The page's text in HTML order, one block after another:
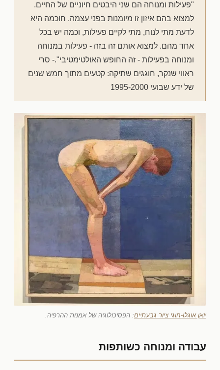
"פעילות ומנוחה הם שני היבטים חיוניים של החיים.
למצוא בהם איזון זו מיומנות בפני עצמה. חוכמה היא
לדעת מתי לנוח, מתי לקיים פעילות, וכמה יש בכל
אחד מהם. למצוא אותם זה בזה - פעילות במנוחה
ומנוחה בפעילות - זה החופש האולטימטיבי".- סרי
ראווי שנקר, חוגגים שתיקה: קטעים מתוך חמש שנים
של ידע שבועי 1995-2000
יואן אוגלו-חוגי ציור גבעתיים: הפסיכולוגיה של אמנות ההרפיה.
עבודה ומנוחה כשותפות